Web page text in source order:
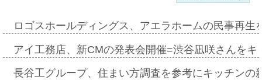
ロゴスホールディングス、アエラホームの民事再
アイ工務店、新CMの発表会開催=渋谷凪咲さんを
長谷工グループ、住まい方調査を参考にキッチン